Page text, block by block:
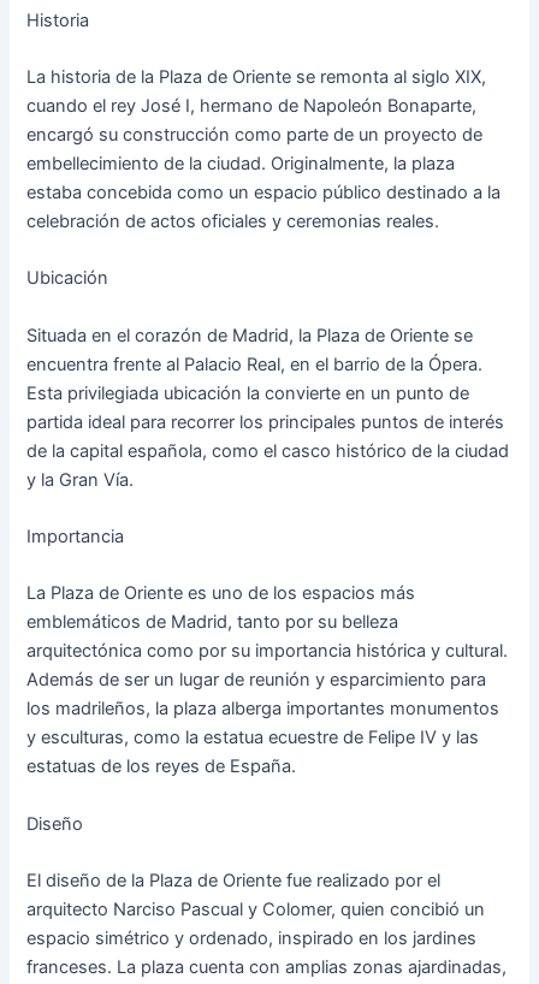
Historia
La historia de la Plaza de Oriente se remonta al siglo XIX,
cuando el rey José I, hermano de Napoleón Bonaparte,
encargó su construcción como parte de un proyecto de
embellecimiento de la ciudad. Originalmente, la plaza
estaba concebida como un espacio público destinado a la
celebración de actos oficiales y ceremonias reales.
Ubicación
Situada en el corazón de Madrid, la Plaza de Oriente se
encuentra frente al Palacio Real, en el barrio de la Ópera.
Esta privilegiada ubicación la convierte en un punto de
partida ideal para recorrer los principales puntos de interés
de la capital española, como el casco histórico de la ciudad
y la Gran Vía.
Importancia
La Plaza de Oriente es uno de los espacios más
emblemáticos de Madrid, tanto por su belleza
arquitectónica como por su importancia histórica y cultural.
Además de ser un lugar de reunión y esparcimiento para
los madrileños, la plaza alberga importantes monumentos
y esculturas, como la estatua ecuestre de Felipe IV y las
estatuas de los reyes de España.
Diseño
El diseño de la Plaza de Oriente fue realizado por el
arquitecto Narciso Pascual y Colomer, quien concibió un
espacio simétrico y ordenado, inspirado en los jardines
franceses. La plaza cuenta con amplias zonas ajardinadas,